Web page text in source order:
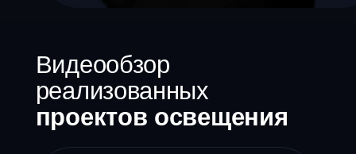
Наша студия выиграла
международную
номинацию
По архитектурному